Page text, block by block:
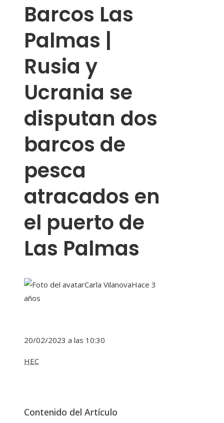
Barcos Las
Palmas |
Rusia y
Ucrania se
disputan dos
barcos de
pesca
atracados en
el puerto de
Las Palmas
Carla VilanovaHace 3
años
20/02/2023 a las 10:30
HEC
Contenido del Artículo